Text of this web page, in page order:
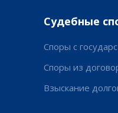
Судебные
Споры с
Споры из
Взыскание